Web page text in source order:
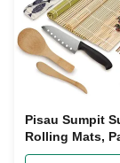
Pisau Sumpit
Rolling Mats,
Pengguna Kit